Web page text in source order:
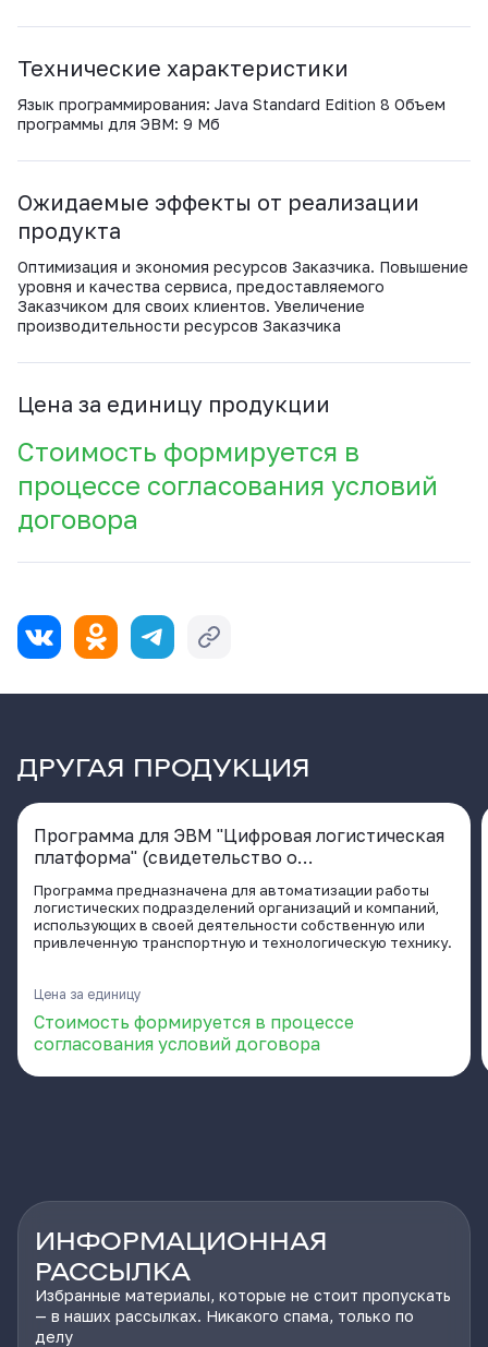
Технические характеристики
Язык программирования: Java Standard Edition 8 Объем
программы для ЭВМ: 9 Мб
Ожидаемые эффекты от реализации
продукта
Оптимизация и экономия ресурсов Заказчика. Повышение
уровня и качества сервиса, предоставляемого
Заказчиком для своих клиентов. Увеличение
производительности ресурсов Заказчика
Цена за единицу продукции
Стоимость формируется в
процессе согласования условий
договора
ДРУГАЯ ПРОДУКЦИЯ
Программа для ЭВМ "Цифровая логистическая
платформа" (свидетельство о
государственной регистрации программы для
ЭВМ № 2020661929 от 02.10.2020)
Программа предназначена для автоматизации работы
логистических подразделений организаций и компаний,
использующих в своей деятельности собственную или
привлеченную транспортную и технологическую технику.
Цена за единицу
Стоимость формируется в процессе
согласования условий договора
ИНФОРМАЦИОННАЯ
РАССЫЛКА
Избранные материалы, которые не стоит пропускать
— в наших рассылках. Никакого спама, только по
делу